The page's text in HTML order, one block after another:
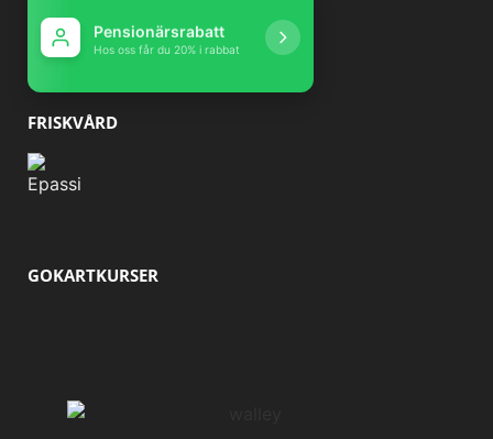
Pensionärsrabatt
Hos oss får du 20% i rabbat
FRISKVÅRD
GOKARTKURSER